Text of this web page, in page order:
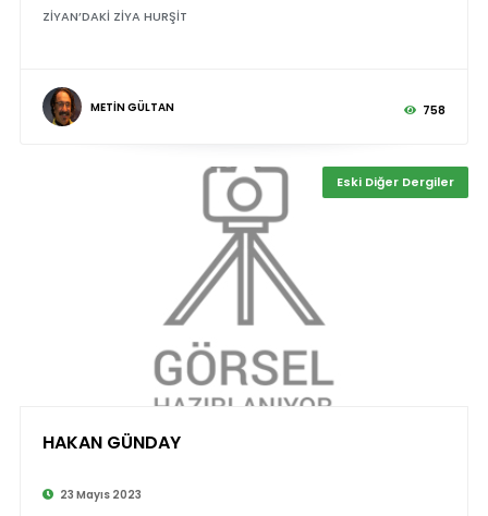
ZİYAN’DAKİ ZİYA HURŞİT
METİN GÜLTAN 758
Eski Diğer Dergiler
HAKAN GÜNDAY
23 Mayıs 2023